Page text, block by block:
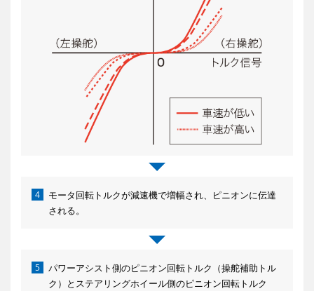
4
モータ回転トルクが減速機で増幅され、ピニオンに伝達
される。
5
パワーアシスト側のピニオン回転トルク（操舵補助トル
ク）とステアリングホイール側のピニオン回転トルク